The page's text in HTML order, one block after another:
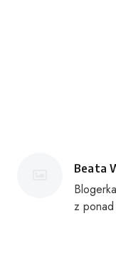
Posted
by
Beata
z ponad